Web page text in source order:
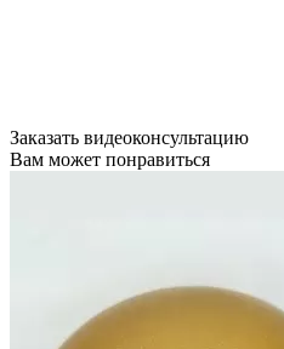
Заказать видеоконсультацию
Вам может понравиться